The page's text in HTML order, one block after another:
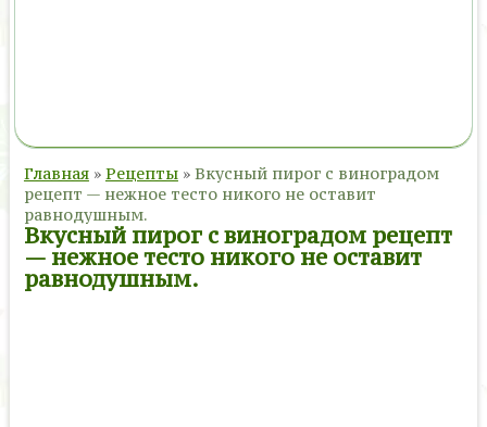
Главная » Рецепты » Вкусный пирог с виноградом
рецепт — нежное тесто никого не оставит
равнодушным.
Вкусный пирог с виноградом рецепт
— нежное тесто никого не оставит
равнодушным.